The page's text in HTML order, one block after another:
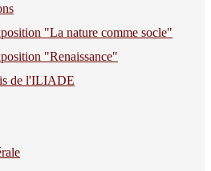
"La nature comme socle"
"Renaissance"
de l'ILIADE